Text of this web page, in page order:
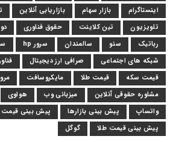
اینستاگرام
بازار سهام بازاریابی آنلاین
تلویزیون
تین کلاینت حقوق فناوری
رباتیک
سئو سالمندان سرور hp
شبکه های اجتماعی
صرافی ارز دیجیتال
قیمت سکه
قیمت طلا مایکروسافت
مشاوره حقوقی آنلاین
میزبانی وب هواوی
واتساپ
پیش بینی بازارها
پیش بینی
پیش بینی قیمت طلا
گوگل